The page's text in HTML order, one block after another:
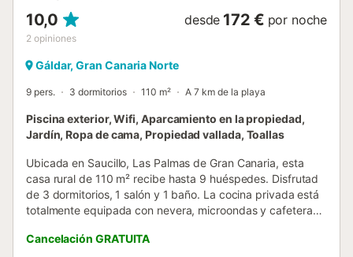
10,0
2 opiniones
desde 172 € por noche
Gáldar, Gran Canaria Norte
9 pers. 3 dormitorios 110 m² A 7 km de la playa
Piscina exterior, Wifi, Aparcamiento en la propiedad,
Jardín, Ropa de cama, Propiedad vallada, Toallas
Ubicada en Saucillo, Las Palmas de Gran Canaria, esta
casa rural de 110 m² recibe hasta 9 huéspedes. Disfrutad
de 3 dormitorios, 1 salón y 1 baño. La cocina privada está
totalmente equipada con nevera, microondas y cafetera
velocidad ideal para videollamadas, TV de pantalla plana y
Cancelación GRATUITA